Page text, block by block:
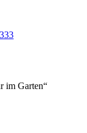
im Garten“